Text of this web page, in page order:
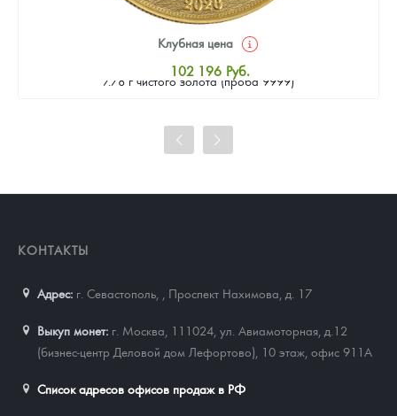
7.78 г чистого золота (проба 9999)
Клубная цена
102 196 Руб.
Стандартная цена
Цена выкупа
КОНТАКТЫ
Адрес: г. Севастополь, Проспект Нахимова, д. 17
Выкуп монет: г. Москва, 111024, ул. Авиамоторная, д.12
(бизнес-центр Деловой дом Лефортово), 10 этаж, офис 911А
Список адресов офисов продаж в РФ